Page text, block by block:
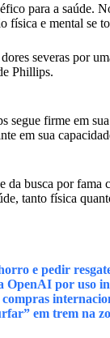
para a saúde.
física e mental se
severas por
Phillips.
firme em
em sua
da busca por
tanto física
e pedir
OpenAI por uso
em trem na